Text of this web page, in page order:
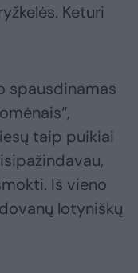
Keturi
spausdinamas
taip puikiai
Iš vieno
lotyniškų